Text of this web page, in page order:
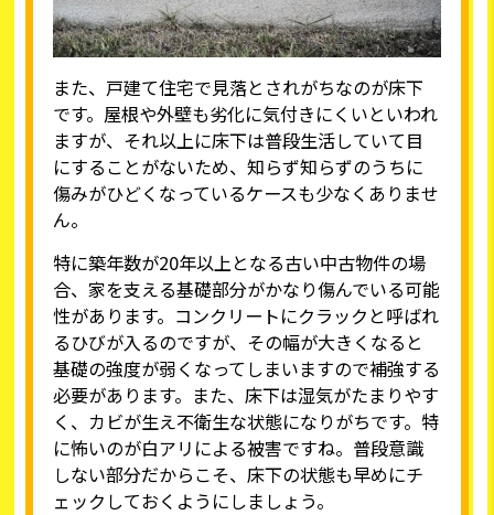
また、戸建て住宅で見落とされがちなのが床下
です。屋根や外壁も劣化に気付きにくいといわれ
ますが、それ以上に床下は普段生活していて目
にすることがないため、知らず知らずのうちに
傷みがひどくなっているケースも少なくありませ
ん。
特に築年数が20年以上となる古い中古物件の場
合、家を支える基礎部分がかなり傷んでいる可能
性があります。コンクリートにクラックと呼ばれ
るひびが入るのですが、その幅が大きくなると
基礎の強度が弱くなってしまいますので補強する
必要があります。また、床下は湿気がたまりやす
く、カビが生え不衛生な状態になりがちです。特
に怖いのが白アリによる被害ですね。普段意識
しない部分だからこそ、床下の状態も早めにチ
ェックしておくようにしましょう。